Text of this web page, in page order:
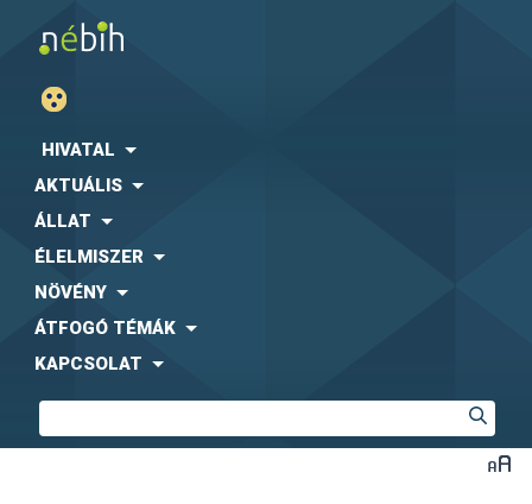
HIVATAL
AKTUÁLIS
ÁLLAT
ÉLELMISZER
NÖVÉNY
ÁTFOGÓ TÉMÁK
KAPCSOLAT